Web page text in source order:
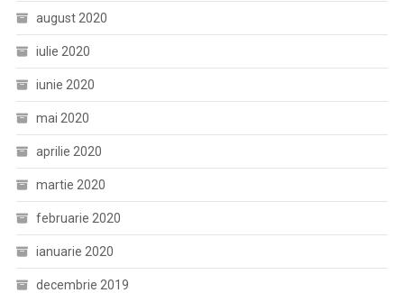
august 2020
iulie 2020
iunie 2020
mai 2020
aprilie 2020
martie 2020
februarie 2020
ianuarie 2020
decembrie 2019